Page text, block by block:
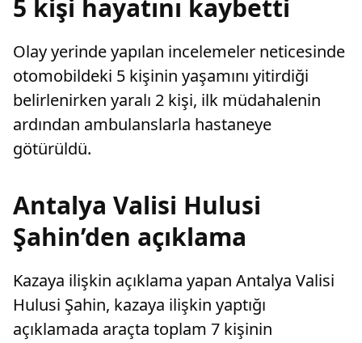
5 kişi hayatını kaybetti
Olay yerinde yapılan incelemeler neticesinde
otomobildeki 5 kişinin yaşamını yitirdiği
belirlenirken yaralı 2 kişi, ilk müdahalenin
ardından ambulanslarla hastaneye
götürüldü.
Antalya Valisi Hulusi
Şahin’den açıklama
Kazaya ilişkin açıklama yapan Antalya Valisi
Hulusi Şahin, kazaya ilişkin yaptığı
açıklamada araçta toplam 7 kişinin